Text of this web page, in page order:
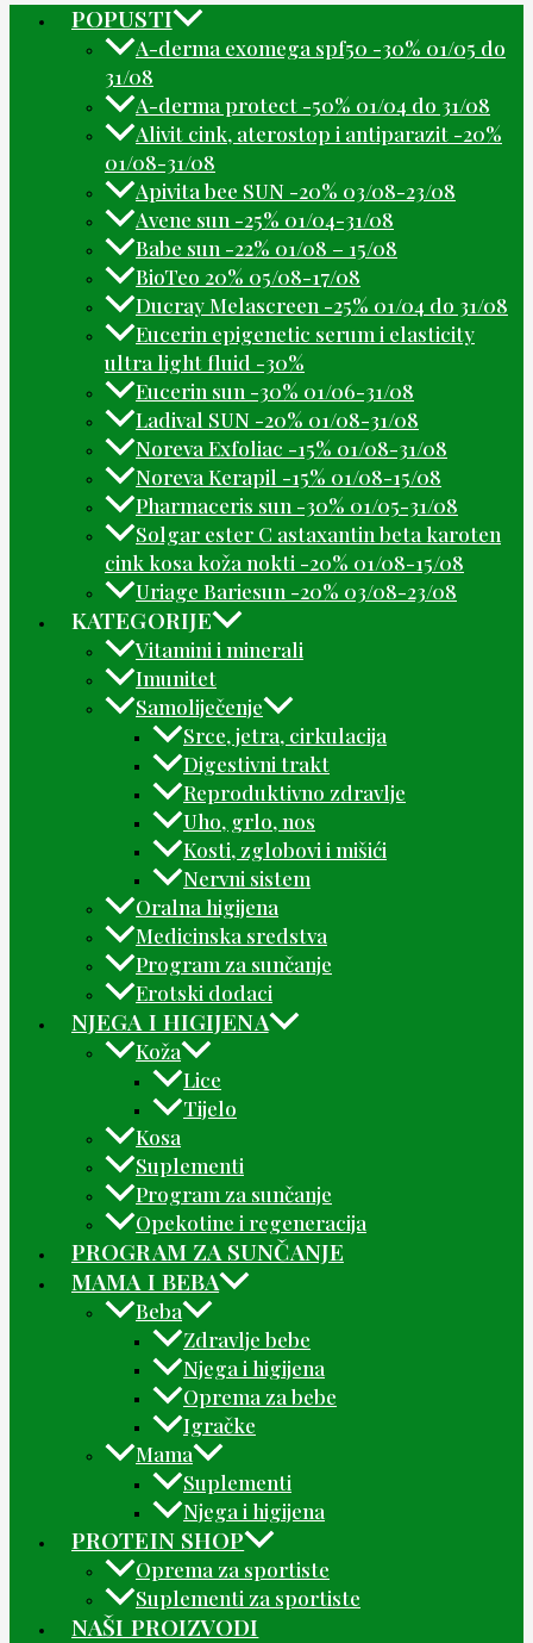
POPUSTI
A-derma exomega spf50 -30% 01/05 do
31/08
A-derma protect -50% 01/04 do 31/08
Alivit cink, aterostop i antiparazit -20%
01/08-31/08
Apivita bee SUN -20% 03/08-23/08
Avene sun -25% 01/04-31/08
Babe sun -22% 01/08 – 15/08
BioTeo 20% 05/08-17/08
Ducray Melascreen -25% 01/04 do 31/08
Eucerin epigenetic serum i elasticity
ultra light fluid -30%
Eucerin sun -30% 01/06-31/08
Ladival SUN -20% 01/08-31/08
Noreva Exfoliac -15% 01/08-31/08
Noreva Kerapil -15% 01/08-15/08
Pharmaceris sun -30% 01/05-31/08
Solgar ester C astaxantin beta karoten
cink kosa koža nokti -20% 01/08-15/08
Uriage Bariesun -20% 03/08-23/08
KATEGORIJE
Vitamini i minerali
Imunitet
Samoliječenje
Srce, jetra, cirkulacija
Digestivni trakt
Reproduktivno zdravlje
Uho, grlo, nos
Kosti, zglobovi i mišići
Nervni sistem
Oralna higijena
Medicinska sredstva
Program za sunčanje
Erotski dodaci
NJEGA I HIGIJENA
Koža
Lice
Tijelo
Kosa
Suplementi
Program za sunčanje
Opekotine i regeneracija
PROGRAM ZA SUNČANJE
MAMA I BEBA
Beba
Zdravlje bebe
Njega i higijena
Oprema za bebe
Igračke
Mama
Suplementi
Njega i higijena
PROTEIN SHOP
Oprema za sportiste
Suplementi za sportiste
NAŠI PROIZVODI